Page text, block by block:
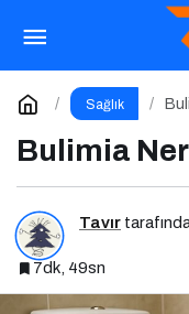
Sağlık
Bulimia
Tavır
7dk, 49sn
Yorum Yap